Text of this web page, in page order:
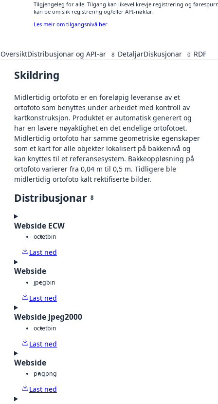
Tilgjengeleg for alle. Tilgang kan likevel krevje registrering og
kan be om slik registrering og/eller API-nøklar.
Les meir om tilgangsnivå her
OversiktDistribusjonar og API-ar 8 DetaljarDiskusjonar 0 RDF
Skildring
Midlertidig ortofoto er en foreløpig leveranse av et
ortofoto som benyttes under arbeidet med kontroll av
kartkonstruksjon. Produktet er automatisk generert og
har en lavere nøyaktighet en det endelige ortofotoet.
Midlertidig ortofoto har samme geometriske egenskaper
som et kart for alle objekter lokalisert på bakkenivå og
kan knyttes til et referansesystem. Bakkeoppløsning på
ortofoto varierer fra 0,04 m til 0,5 m. Tidligere ble
midlertidig ortofoto kalt rektifiserte bilder.
Distribusjonar 8
Webside ECW
octetbin
Last ned
Webside
jpegbin
Last ned
Webside Jpeg2000
octetbin
Last ned
Webside
pngpng
Last ned